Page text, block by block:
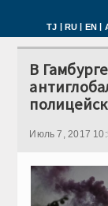
TJ | RU | EN |
В
Июль 7, 2017